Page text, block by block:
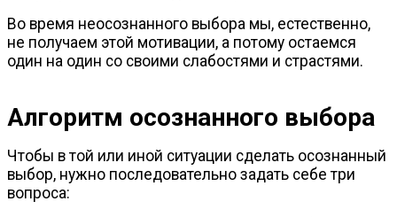
Во время неосознанного выбора мы, естественно,
не получаем этой мотивации, а потому остаемся
один на один со своими слабостями и страстями.
Алгоритм осознанного выбора
Чтобы в той или иной ситуации сделать осознанный
выбор, нужно последовательно задать себе три
вопроса: